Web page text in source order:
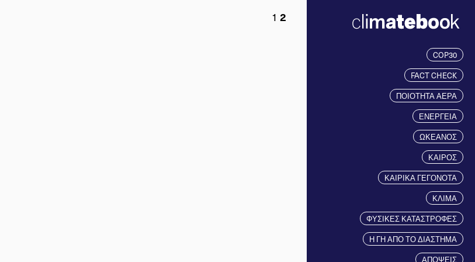
COP30
FACT CHECK
ΠΟΙΟΤΗΤΑ ΑΕΡΑ
ΕΝΕΡΓΕΙΑ
ΩΚΕΑΝΟΣ
ΚΑΙΡΟΣ
ΚΑΙΡΙΚΑ ΓΕΓΟΝΟΤΑ
ΚΛΙΜΑ
ΦΥΣΙΚΕΣ ΚΑΤΑΣΤΡΟΦΕΣ
Η ΓΗ ΑΠΟ ΤΟ ΔΙΑΣΤΗΜΑ
ΑΠΟΨΕΙΣ
1 2